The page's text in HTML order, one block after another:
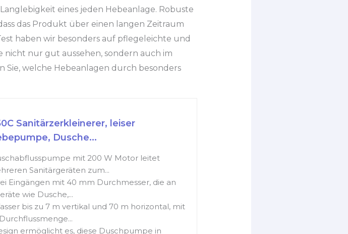
eines jeden Hebeanlage. Robuste
das Produkt über einen langen Zeitraum
haben wir besonders auf pflegeleichte und
nur gut aussehen, sondern auch im
welche Hebeanlagen durch besonders
Sanitärzerkleinerer, leiser
Dusche...
mit 200 W Motor leitet
Sanitärgeräten zum...
Eingängen mit 40 mm Durchmesser, die an
wie Dusche,...
bis zu 7 m vertikal und 70 m horizontal, mit
ermöglicht es, diese Duschpumpe in